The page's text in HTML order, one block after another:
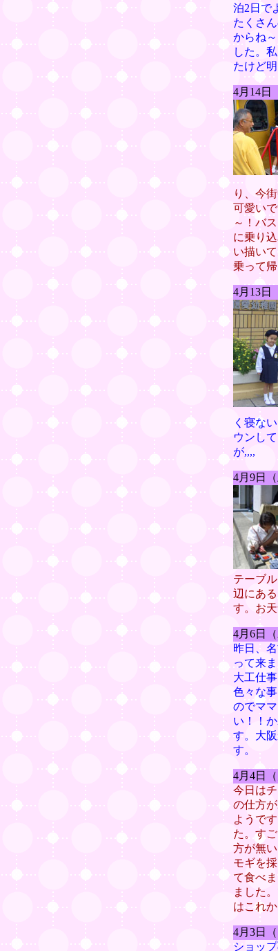
泊2日で
たくさ
からね
した。
たけど
4月14日
り、今
可愛い
～！バ
に乗り
い描い
乗って帰
4月13
く寝な
ウンし
が,,,,
4月9日
テーブ
辺にあ
す。お
4月6日
昨日、
って来
大工仕
色々な
のでマ
い！！
す。大
す。
4月4日
今日は
の仕方
ようで
た。す
方が無
モギを
て食べ
ました
はこれ
4月3日
ショッ